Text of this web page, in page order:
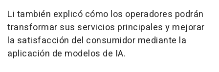
Li también explicó cómo los operadores podrán
transformar sus servicios principales y mejorar
la satisfacción del consumidor mediante la
aplicación de modelos de IA.